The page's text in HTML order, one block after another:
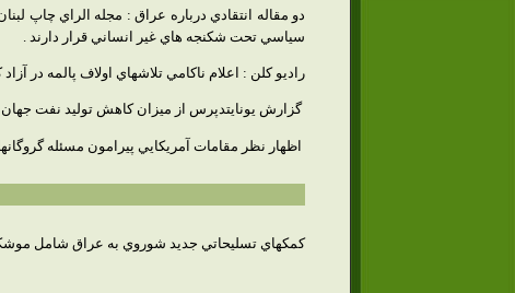
سياسي تحت شكنجه هاي غير انساني قرار دارند .
راديو كلن : اعلام ناكامي تلاشهاي اولاف پالمه در
گزارش يونايتدپرس از ميزان كاهش توليد نفت جهان
اظهار نظر مقامات آمريكايي پيرامون مسئله گروگانها
كمكهاي تسليحاتي جديد شوروي به عراق شامل موشكهاي زمين به زمين "اسكادبي" تانكهاي 7200 – ميگ23 و